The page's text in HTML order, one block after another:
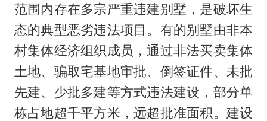
范围内存在多宗严重违建别墅，是破坏生
态的典型恶劣违法项目。有的别墅由非本
村集体经济组织成员，通过非法买卖集体
土地、骗取宅基地审批、倒签证件、未批
先建、少批多建等方式违法建设，部分单
栋占地超千平方米，远超批准面积。建设